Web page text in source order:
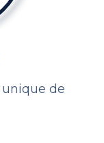
unique de